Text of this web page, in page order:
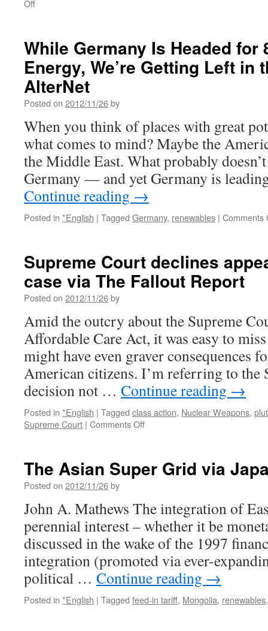
Offon
一
原
発
作
業
員
が
実
名
告
発！
「私
は
高
線
に
さ
れ
る
こ
ろ
だ
っ
た」
via
livedoor
news
While Germany Is Headed for
Energy, We’re Getting Left in
AlterNet
Posted on 2012/11/26by
When you think of places with great
what comes to mind? Maybe the
the Middle East. What probably
Germany — and yet Germany is
Continue reading →
Posted in *English | Tagged Germany, renewables | Comments
Supreme Court declines
case via The Fallout Report
Posted on 2012/11/26by
Amid the outcry about the Supreme
Affordable Care Act, it was easy to
might have even graver consequences
American citizens. I’m referring to the
decision not … Continue reading →
Posted in *English | Tagged class action, Nuclear Weapons,
Supreme Court | Comments Offon
appeal
Flats
case
via
The
Fallout
Report
The Asian Super Grid via
Posted on 2012/11/26by
John A. Mathews The integration of
perennial interest – whether it be
discussed in the wake of the 1997
integration (promoted via ever-
political … Continue reading →
Posted in *English | Tagged feed-in tariff, Mongolia, renewables